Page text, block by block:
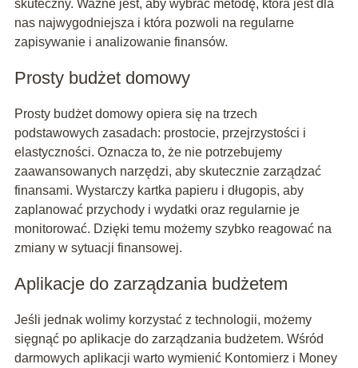
skuteczny. Ważne jest, aby wybrać metodę, która jest dla
nas najwygodniejsza i która pozwoli na regularne
zapisywanie i analizowanie finansów.
Prosty budżet domowy
Prosty budżet domowy opiera się na trzech
podstawowych zasadach: prostocie, przejrzystości i
elastyczności. Oznacza to, że nie potrzebujemy
zaawansowanych narzędzi, aby skutecznie zarządzać
finansami. Wystarczy kartka papieru i długopis, aby
zaplanować przychody i wydatki oraz regularnie je
monitorować. Dzięki temu możemy szybko reagować na
zmiany w sytuacji finansowej.
Aplikacje do zarządzania budżetem
Jeśli jednak wolimy korzystać z technologii, możemy
sięgnąć po aplikacje do zarządzania budżetem. Wśród
darmowych aplikacji warto wymienić Kontomierz i Money